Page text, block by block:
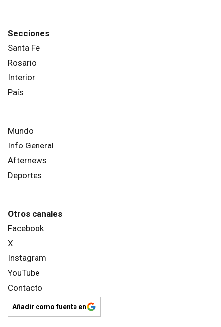
Secciones
Santa Fe
Rosario
Interior
País
Mundo
Info General
Afternews
Deportes
Otros canales
Facebook
X
Instagram
YouTube
Contacto
Añadir como fuente en